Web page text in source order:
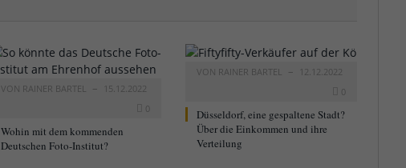
VON RAINER BARTEL
15.12.2022
0
Wohin mit dem kommenden
Deutschen Foto-Institut?
VON RAINER BARTEL
12.12.2022
0
Düsseldorf, eine gespaltene Stadt?
Über die Einkommen und ihre
Verteilung